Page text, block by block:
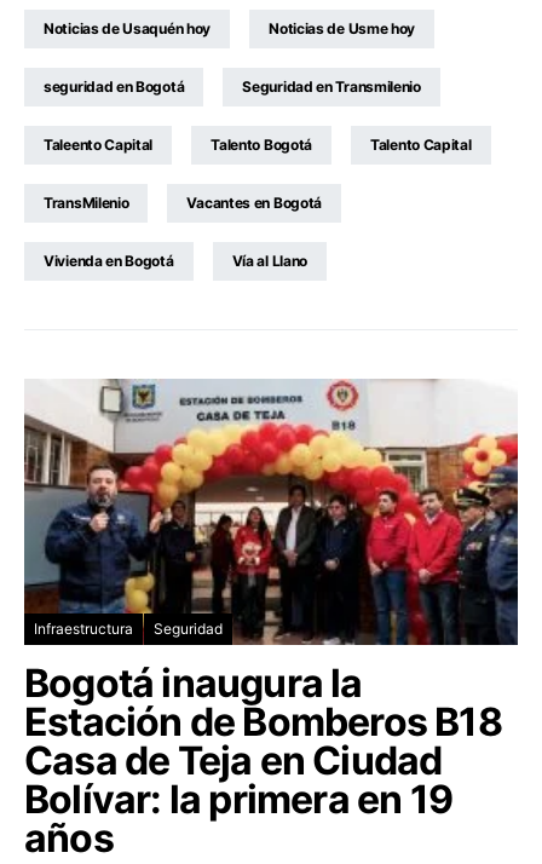
Noticias de Usaquén hoy Noticias de Usme hoy
seguridad en Bogotá Seguridad en Transmilenio
Taleento Capital Talento Bogotá Talento Capital
TransMilenio Vacantes en Bogotá
Vivienda en Bogotá Vía al Llano
Infraestructura Seguridad
Bogotá inaugura la
Estación de Bomberos B18
Casa de Teja en Ciudad
Bolívar: la primera en 19
años